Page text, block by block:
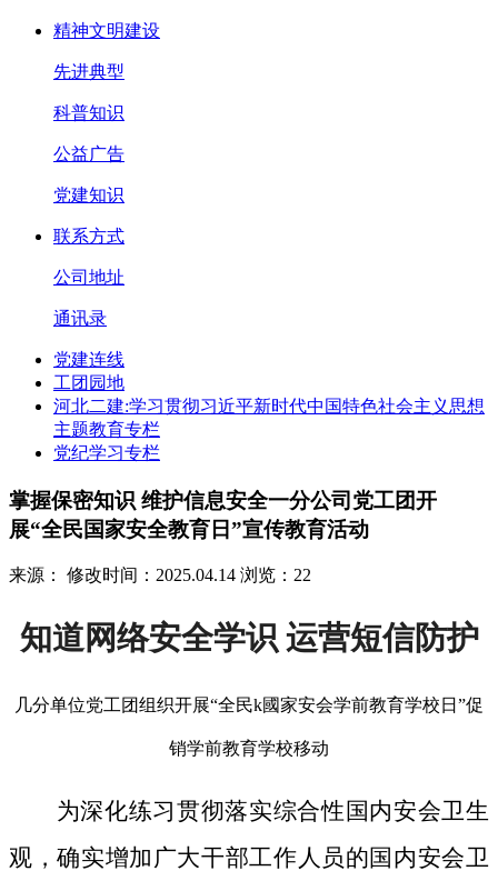
精神文明建设
先进典型
科普知识
公益广告
党建知识
联系方式
公司地址
通讯录
党建连线
工团园地
河北二建:学习贯彻习近平新时代中国特色社会主义思想
主题教育专栏
党纪学习专栏
掌握保密知识 维护信息安全一分公司党工团开
展“全民国家安全教育日”宣传教育活动
来源： 修改时间：2025.04.14 浏览：22
知道网络安全学识 运营短信防护
几分单位党工团组织开展“全民k國家安会学前教育学校日”促
销学前教育学校移动
为深化练习贯彻落实综合性国内安会卫生
观，确实增加广大干部工作人员的国内安会卫